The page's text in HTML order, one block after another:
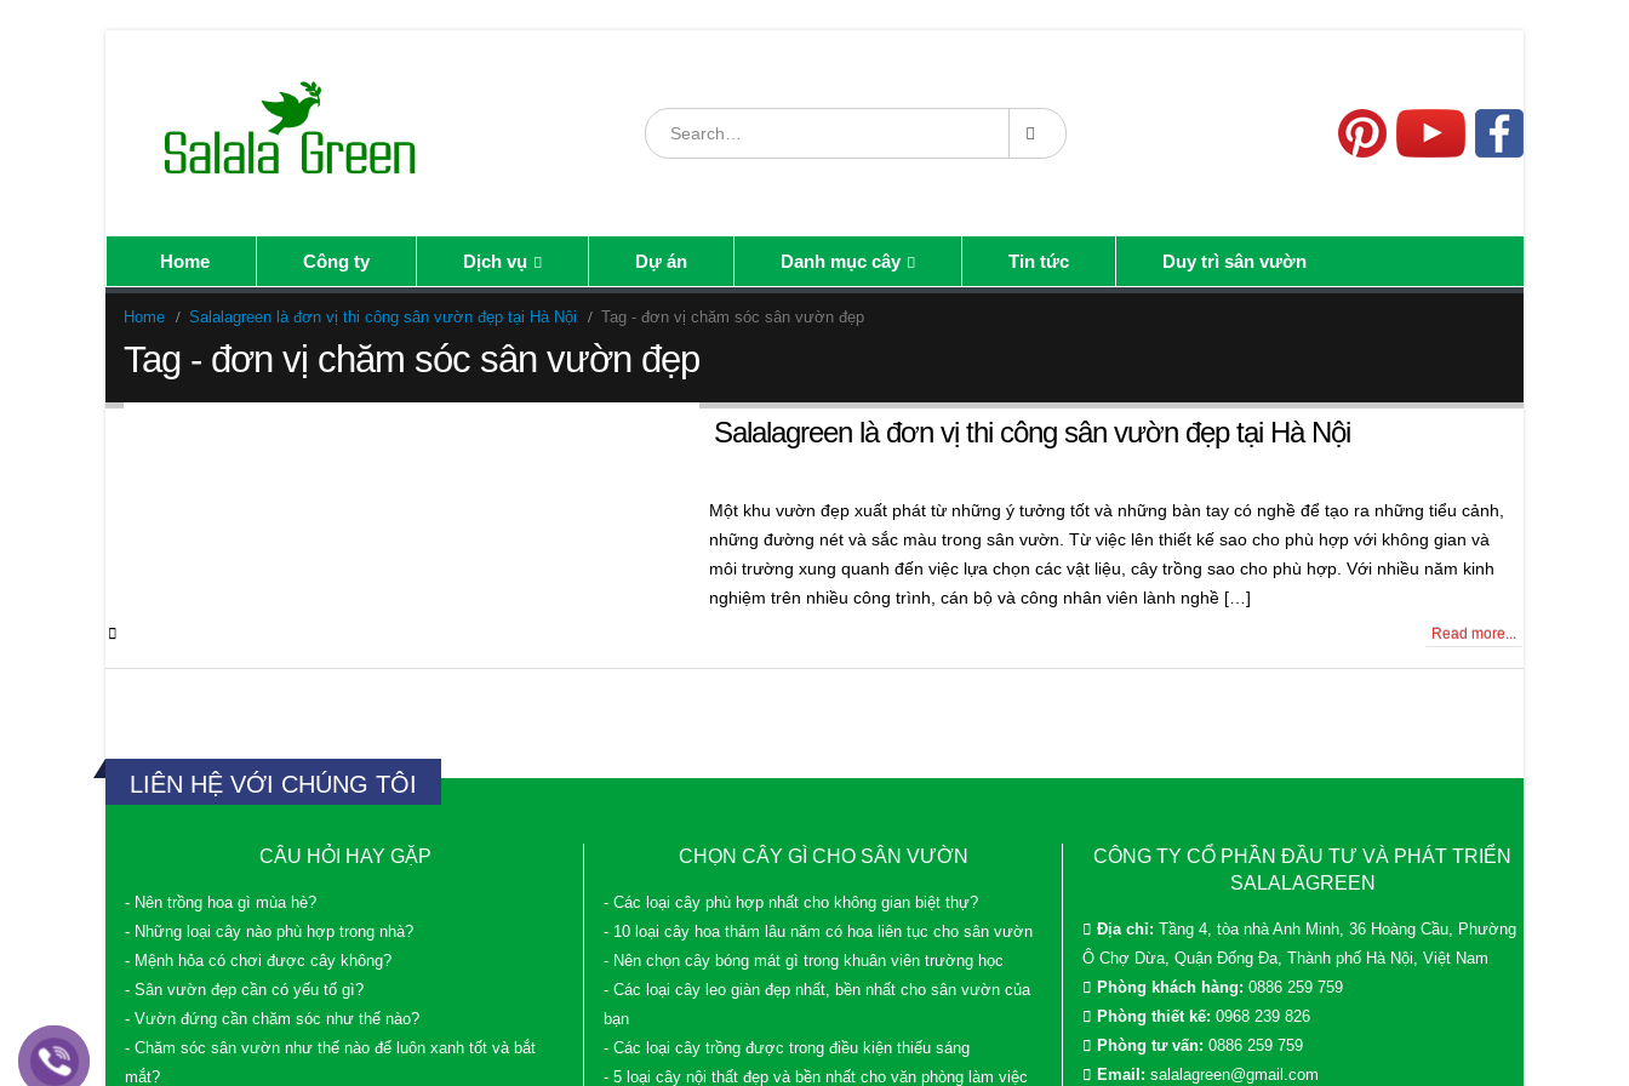
Home Công ty Dịch vụ Dự án Danh mục cây Tin tức Duy trì sân vườn
Home Salalagreen là đơn vị thi công sân vườn đẹp tại Hà Nội Tag - đơn vị chăm sóc sân vườn đẹp
Tag - đơn vị chăm sóc sân vườn đẹp
Salalagreen là đơn vị thi công sân vườn đẹp tại Hà Nội
Một khu vườn đẹp xuất phát từ những ý tưởng tốt và những bàn tay có nghề để tạo ra những tiểu cảnh,
những đường nét và sắc màu trong sân vườn. Từ việc lên thiết kế sao cho phù hợp với không gian và
môi trường xung quanh đến việc lựa chọn các vật liệu, cây trồng sao cho phù hợp. Với nhiều năm kinh
nghiệm trên nhiều công trình, cán bộ và công nhân viên lành nghề […]
Read more...
LIÊN HỆ VỚI CHÚNG TÔI
CÂU HỎI HAY GẶP
- Nên trồng hoa gì mùa hè?
- Những loại cây nào phù hợp trong nhà?
- Mệnh hỏa có chơi được cây không?
- Sân vườn đẹp cần có yếu tố gì?
- Vườn đứng cần chăm sóc như thế nào?
- Chăm sóc sân vườn như thế nào để luôn xanh tốt và bắt
mắt?
CHỌN CÂY GÌ CHO SÂN VƯỜN
- Các loại cây phù hợp nhất cho không gian biệt thự?
- 10 loại cây hoa thảm lâu năm có hoa liên tục cho sân vườn
- Nên chọn cây bóng mát gì trong khuân viên trường học
- Các loại cây leo giàn đẹp nhất, bền nhất cho sân vườn của
bạn
- Các loại cây trồng được trong điều kiện thiếu sáng
- 5 loại cây nội thất đẹp và bền nhất cho văn phòng làm việc
CÔNG TY CỔ PHẦN ĐẦU TƯ VÀ PHÁT TRIỂN
SALALAGREEN
Địa chỉ:
Tầng 4, tòa nhà Anh Minh, 36 Hoàng Cầu, Phường
Ô Chợ Dừa, Quận Đống Đa, Thành phố Hà Nội, Việt Nam
Phòng khách hàng: 0886 259 759
Phòng thiết kế: 0968 239 826
Phòng tư vấn: 0886 259 759
Email: salalagreen@gmail.com